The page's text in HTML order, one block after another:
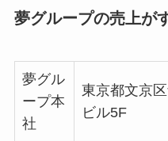
夢グループの売上が
夢グル
ープ本
社
東京都文京
ビル5F